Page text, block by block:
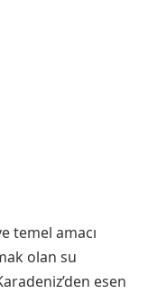
temel amacı
olan su
esen